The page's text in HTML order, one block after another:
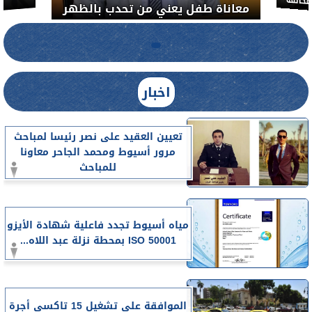
معاناة طفل يعني من تحدب بالظهر
اخبار
تعيين العقيد على نصر رئيسا لمباحث
مرور أسيوط ومحمد الجاحر معاونا
للمباحث
مياه أسيوط تجدد فاعلية شهادة الأيزو
ISO 50001 بمحطة نزلة عبد اللاه...
الموافقة على تشغيل 15 تاكسي أجرة